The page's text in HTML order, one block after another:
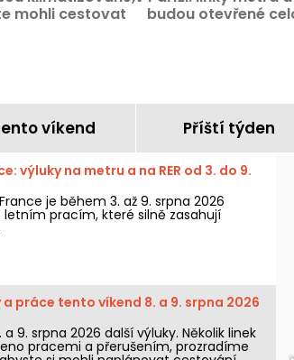
mohli cestovat
budou otevřené
víkend Příští týden
výluky na metru a na RER od 3. do 9.
je během 3. až 9. srpna 2026
pracím, které silně zasahují
práce tento víkend 8. a 9. srpna 2026
a 9. srpna 2026 další výluky. Několik linek
pracemi a přerušením, prozradíme